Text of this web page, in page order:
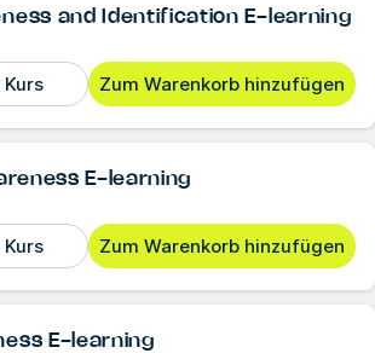
and Identification E-learning
Zum Warenkorb hinzufügen
E-learning
Zum Warenkorb hinzufügen
E-learning